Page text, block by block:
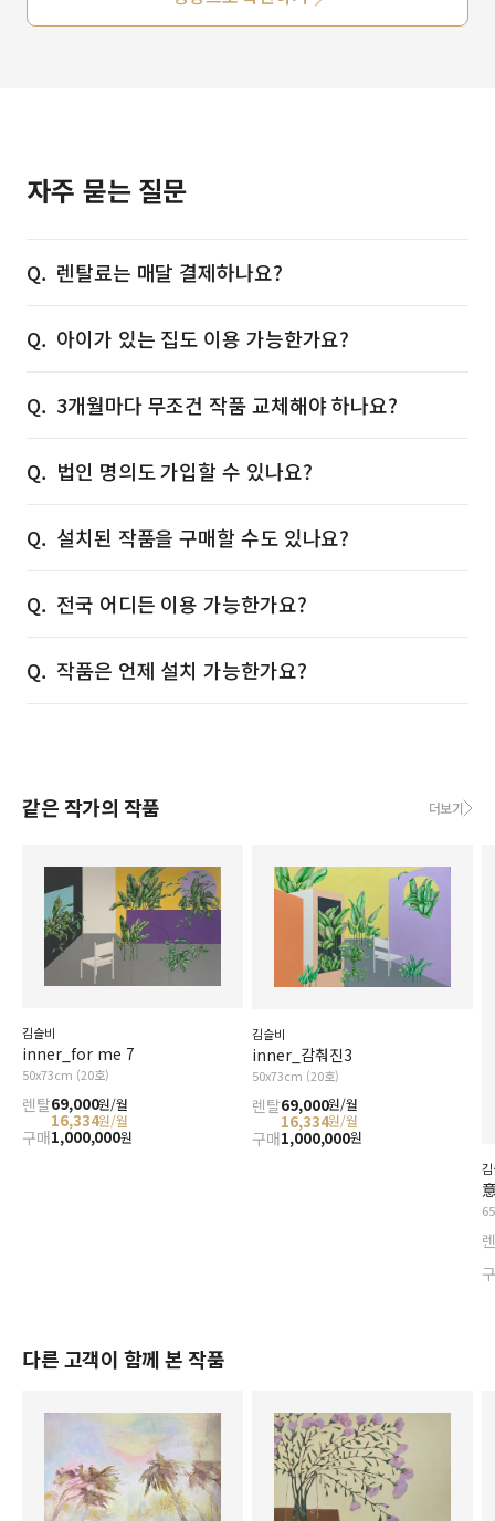
자주 묻는 질문
렌탈료는 매달 결제하나요?
아이가 있는 집도 이용 가능한가요?
3개월마다 무조건 작품 교체해야 하나요?
법인 명의도 가입할 수 있나요?
설치된 작품을 구매할 수도 있나요?
전국 어디든 이용 가능한가요?
작품은 언제 설치 가능한가요?
같은 작가의 작품 더보기
김슬비
inner_for me 7
50x73cm (20호)
렌탈69,000원/월
16,334원/월
구매1,000,000원
김슬비
inner_감춰진3
50x73cm (20호)
렌탈69,000원/월
16,334원/월
구매1,000,000원
다른 고객이 함께 본 작품